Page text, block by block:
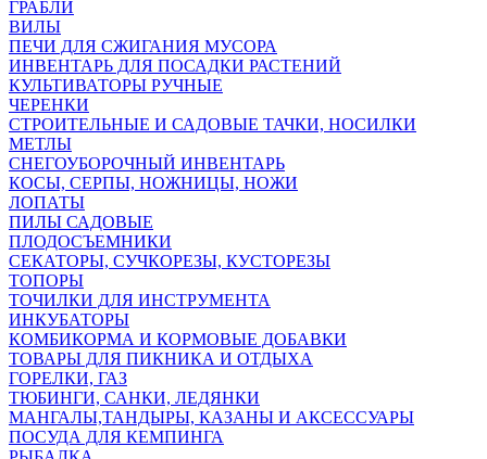
ГРАБЛИ
ВИЛЫ
ПЕЧИ ДЛЯ СЖИГАНИЯ МУСОРА
ИНВЕНТАРЬ ДЛЯ ПОСАДКИ РАСТЕНИЙ
КУЛЬТИВАТОРЫ РУЧНЫЕ
ЧЕРЕНКИ
СТРОИТЕЛЬНЫЕ И САДОВЫЕ ТАЧКИ, НОСИЛКИ
МЕТЛЫ
СНЕГОУБОРОЧНЫЙ ИНВЕНТАРЬ
КОСЫ, СЕРПЫ, НОЖНИЦЫ, НОЖИ
ЛОПАТЫ
ПИЛЫ САДОВЫЕ
ПЛОДОСЪЕМНИКИ
СЕКАТОРЫ, СУЧКОРЕЗЫ, КУСТОРЕЗЫ
ТОПОРЫ
ТОЧИЛКИ ДЛЯ ИНСТРУМЕНТА
ИНКУБАТОРЫ
КОМБИКОРМА И КОРМОВЫЕ ДОБАВКИ
ТОВАРЫ ДЛЯ ПИКНИКА И ОТДЫХА
ГОРЕЛКИ, ГАЗ
ТЮБИНГИ, САНКИ, ЛЕДЯНКИ
МАНГАЛЫ,ТАНДЫРЫ, КАЗАНЫ И АКСЕССУАРЫ
ПОСУДА ДЛЯ КЕМПИНГА